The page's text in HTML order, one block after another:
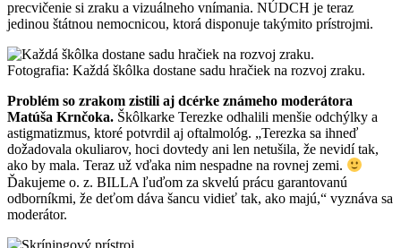
precvičenie si zraku a vizuálneho vnímania. NÚDCH je teraz
jedinou štátnou nemocnicou, ktorá disponuje takýmito prístrojmi.
Fotografia: Každá škôlka dostane sadu hračiek na rozvoj zraku.
Problém so zrakom zistili aj dcérke známeho moderátora
Matúša Krnčoka. Škôlkarke Terezke odhalili menšie odchýlky a
astigmatizmus, ktoré potvrdil aj oftalmológ. „Terezka sa ihneď
dožadovala okuliarov, hoci dovtedy ani len netušila, že nevidí tak,
ako by mala. Teraz už vďaka nim nespadne na rovnej zemi.
Ďakujeme o. z. BILLA ľuďom za skvelú prácu garantovanú
odborníkmi, že deťom dáva šancu vidieť tak, ako majú,“ vyznáva sa
moderátor.